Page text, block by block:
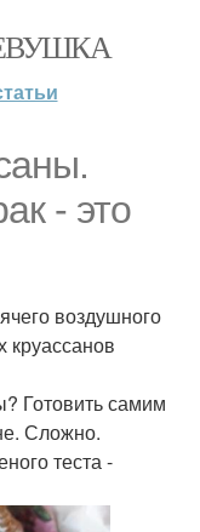
- это
воздушного
круассанов
Готовить самим
Сложно.
теста -